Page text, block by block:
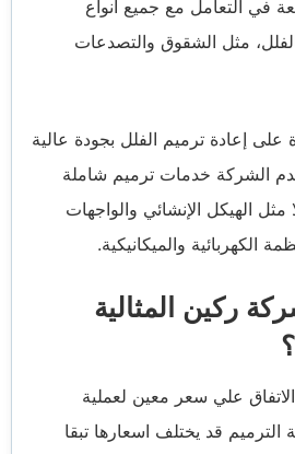
في التعامل مع جميع أنواع
مثل الشقوق والتصدعات
على إعادة ترميم الفلل بجودة عالية
الشركة خدمات ترميم شاملة
الهيكل الإنشائي والواجهات
الكهربائية والميكانيكية.
ركين المثالية
علي سعر معين لعملية
الترميم قد يختلف اسعارها تبقا